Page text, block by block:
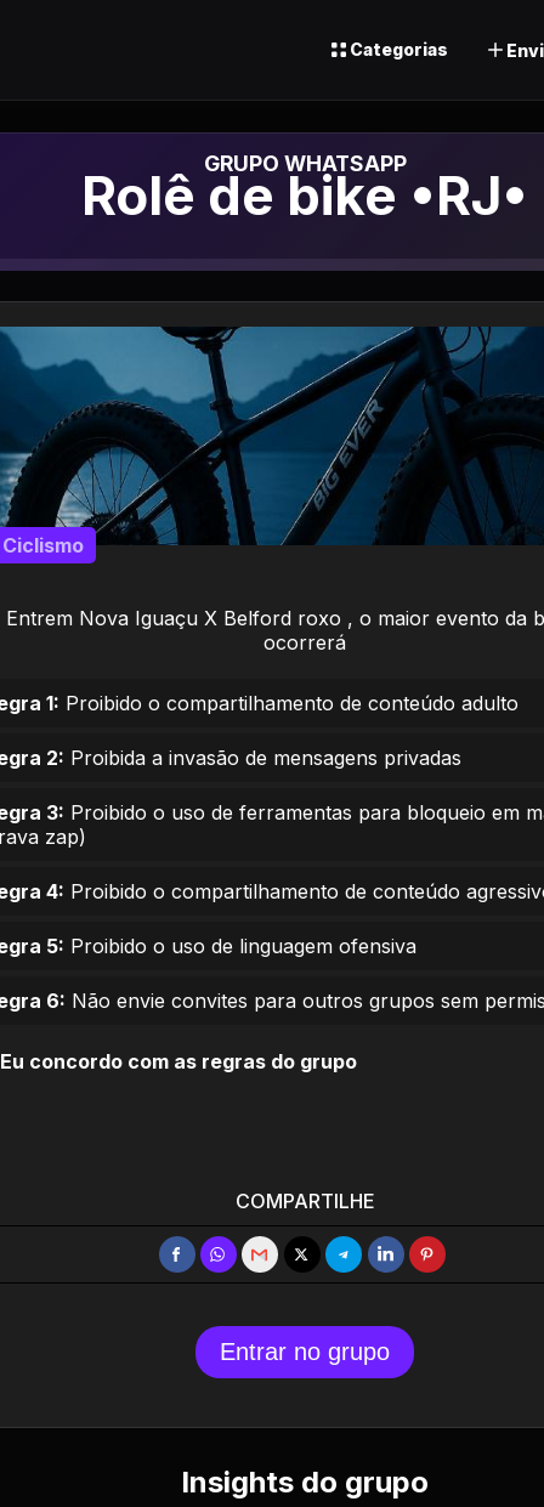
Categorias
Grupo de
Rolê de bike •RJ•
Entrem Nova Iguaçu X Belford roxo , o maior evento da
ocorrerá
Ciclismo
1: Proibido o compartilhamento de conteúdo adulto
2: Proibida a invasão de mensagens privadas
3: Proibido o uso de ferramentas para bloqueio em
zap)
4: Proibido o compartilhamento de conteúdo
5: Proibido o uso de linguagem ofensiva
6: Não envie convites para outros grupos sem
Eu concordo com as regras do grupo
COMPARTILHE
Entrar no grupo
Insights do grupo